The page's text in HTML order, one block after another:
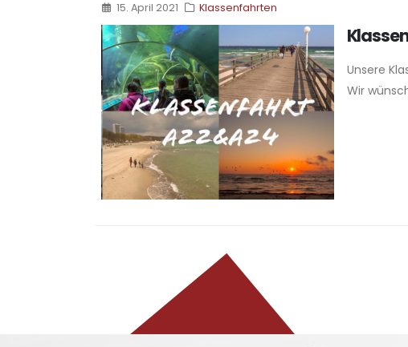
15. April 2021 Klassenfahrten
Unsere
Wir